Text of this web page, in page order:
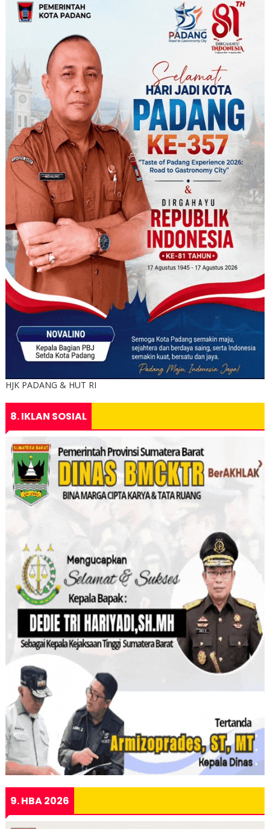
HJK PADANG & HUT RI
8. IKLAN SOSIAL
9. HBA 2026